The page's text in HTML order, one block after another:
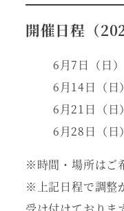
開催日程（
6月7日（日
6月14日（日
6月21日（日
6月28日（日
※時間・場所はご
※上記日程で調整